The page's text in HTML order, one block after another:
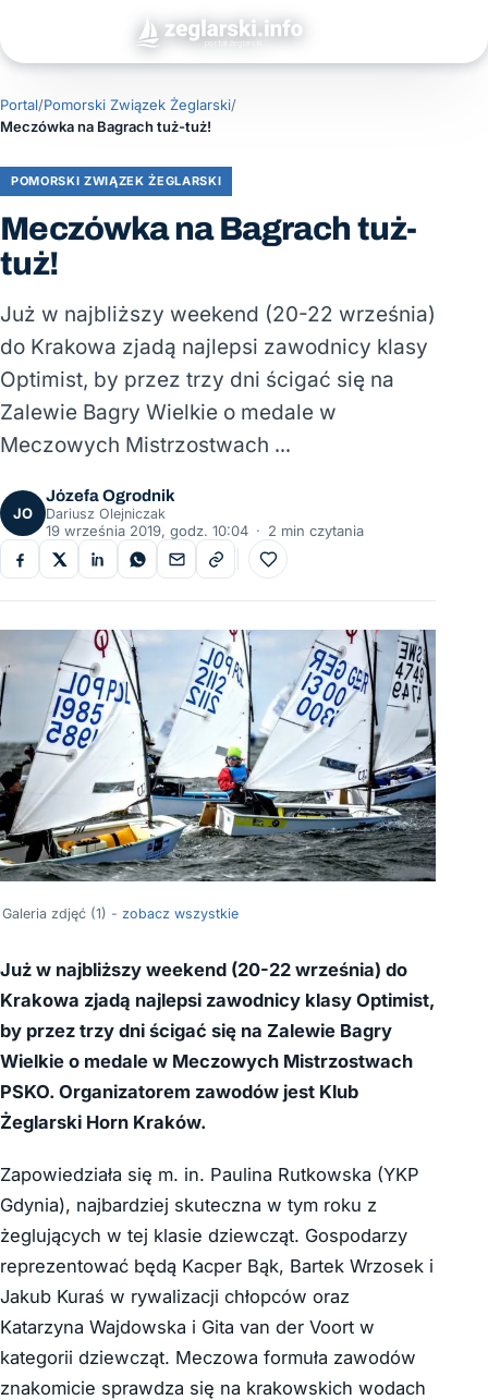
Portal/Pomorski Związek Żeglarski/
Meczówka na Bagrach tuż-tuż!
POMORSKI ZWIĄZEK ŻEGLARSKI
Meczówka na Bagrach tuż-
tuż!
Już w najbliższy weekend (20-22 września)
do Krakowa zjadą najlepsi zawodnicy klasy
Optimist, by przez trzy dni ścigać się na
Zalewie Bagry Wielkie o medale w
Meczowych Mistrzostwach …
JO
Józefa Ogrodnik
Dariusz Olejniczak
19 września 2019, godz. 10:04 · 2 min czytania
Do ulubionych
Galeria zdjęć (1) - zobacz wszystkie
Już w najbliższy weekend (20-22 września) do
Krakowa zjadą najlepsi zawodnicy klasy Optimist,
by przez trzy dni ścigać się na Zalewie Bagry
Wielkie o medale w Meczowych Mistrzostwach
PSKO. Organizatorem zawodów jest Klub
Żeglarski Horn Kraków.
Zapowiedziała się m. in. Paulina Rutkowska (YKP
Gdynia), najbardziej skuteczna w tym roku z
żeglujących w tej klasie dziewcząt. Gospodarzy
reprezentować będą Kacper Bąk, Bartek Wrzosek i
Jakub Kuraś w rywalizacji chłopców oraz
Katarzyna Wajdowska i Gita van der Voort w
kategorii dziewcząt. Meczowa formuła zawodów
znakomicie sprawdza się na krakowskich wodach